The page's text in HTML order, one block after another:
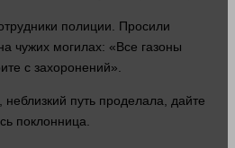
полиции. Просили
чужих могилах: «Все газоны
с захоронений».
путь проделала, дайте
поклонница.